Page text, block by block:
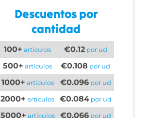
Descuentos por
cantidad
100+ artículos €0.12por ud
500+ artículos €0.108 por ud
1000+ artículos €0.096por ud
2000+ artículos €0.084por ud
5000+ artículos €0.066por ud